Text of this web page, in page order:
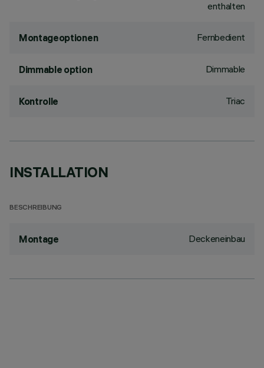
enthalten
Montageoptionen Fernbedient
Dimmable option Dimmable
Kontrolle Triac
INSTALLATION
BESCHREIBUNG
Montage Deckeneinbau